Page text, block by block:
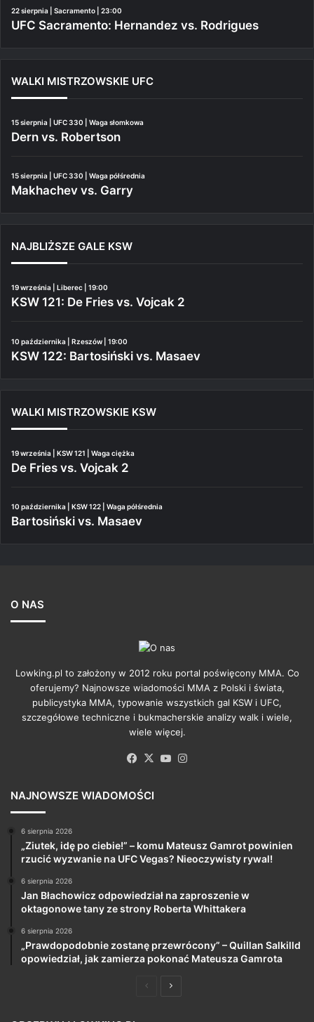
22 sierpnia | Sacramento | 23:00
UFC Sacramento: Hernandez vs. Rodrigues
WALKI MISTRZOWSKIE UFC
15 sierpnia | UFC 330 | Waga słomkowa
Dern vs. Robertson
15 sierpnia | UFC 330 | Waga półśrednia
Makhachev vs. Garry
NAJBLIŻSZE GALE KSW
19 września | Liberec | 19:00
KSW 121: De Fries vs. Vojcak 2
10 października | Rzeszów | 19:00
KSW 122: Bartosiński vs. Masaev
WALKI MISTRZOWSKIE KSW
19 września | KSW 121 | Waga ciężka
De Fries vs. Vojcak 2
10 października | KSW 122 | Waga półśrednia
Bartosiński vs. Masaev
O NAS
Lowking.pl to założony w 2012 roku portal poświęcony MMA. Co
oferujemy? Najnowsze wiadomości MMA z Polski i świata,
publicystyka MMA, typowanie wszystkich gal KSW i UFC,
szczegółowe techniczne i bukmacherskie analizy walk i wiele,
wiele więcej.
Facebook
X YouTube
NAJNOWSZE WIADOMOŚCI
6 sierpnia 2026
„Ziutek, idę po ciebie!” – komu Mateusz Gamrot powinien
rzucić wyzwanie na UFC Vegas? Nieoczywisty rywal!
6 sierpnia 2026
Jan Błachowicz odpowiedział na zaproszenie w
oktagonowe tany ze strony Roberta Whittakera
6 sierpnia 2026
„Prawdopodobnie zostanę przewrócony” – Quillan Salkilld
opowiedział, jak zamierza pokonać Mateusza Gamrota
PoprzedniaNastępna